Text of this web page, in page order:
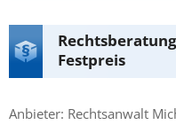
Festpreis
Anbieter: Rechtsanwalt